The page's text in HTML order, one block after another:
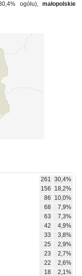
ogółu),małopolskie
261 30,4%
156
18,2%
86
10,0%
68
7,9%
63
7,3%
42
4,9%
33
3,8%
25
2,9%
23
2,7%
22
2,6%
18 2,1%